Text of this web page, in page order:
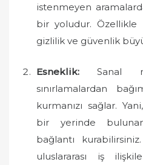
istenmeyen
bir yoludur. Özellikle
gizlilik ve güvenlik
Esneklik: Sanal
sınırlamalardan
kurmanızı sağlar.
bir yerinde
bağlantı
uluslararası iş